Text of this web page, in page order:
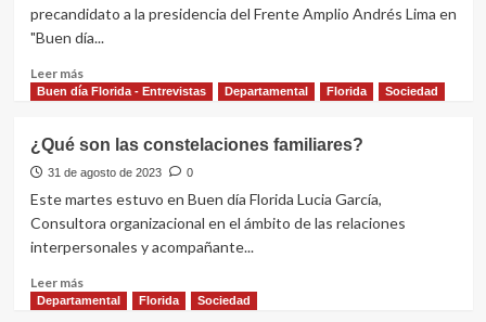
Diversidad
en
precandidato a la presidencia del Frente Amplio Andrés Lima en
"Buen día...
Leer másLeer
más
sin
choferes
en
generó
diferencias
Lima
Buen día Florida - Entrevistas Departamental Florida Sociedad
¿Qué son las constelaciones familiares?
31 de agosto de 2023 0
Este martes estuvo en Buen día Florida Lucia García,
Consultora organizacional en el ámbito de las relaciones
interpersonales y acompañante...
Leer másLeer
más
Departamental Florida Sociedad